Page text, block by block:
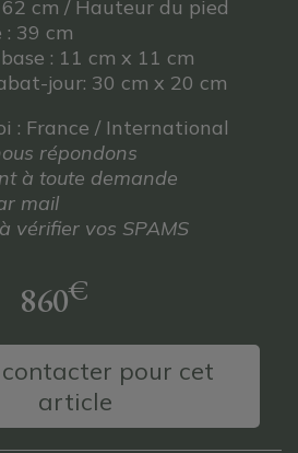
cm / Hauteur du pied
: 39 cm
: 11 cm x 11 cm
jour: 30 cm x 20 cm
: France / International
répondons
à toute demande
mail
vérifier vos SPAMS
860€
pour cet
article